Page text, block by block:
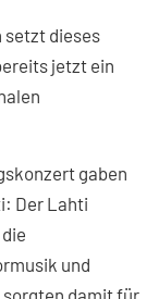
setzt dieses
jetzt ein
gaben
Der Lahti
und
damit für